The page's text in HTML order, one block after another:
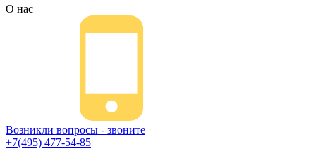
О нас
Возникли вопросы - звоните
+7(495) 477-54-85